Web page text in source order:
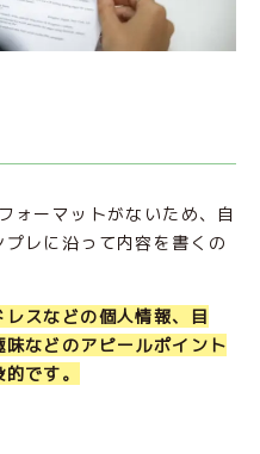
ォーマットがないため、自
レに沿って内容を書くの
スなどの個人情報、目
などのアピールポイント
です。